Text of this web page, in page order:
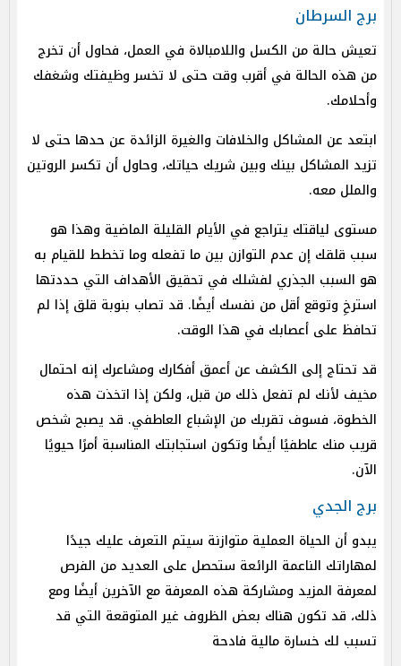
برج السرطان
تعيش حالة من الكسل واللامبالاة في العمل، فحاول أن تخرج
من هذه الحالة في أقرب وقت حتى لا تخسر وظيفتك وشغفك
وأحلامك.
ابتعد عن المشاكل والخلافات والغيرة الزائدة عن حدها حتى لا
تزيد المشاكل بينك وبين شريك حياتك، وحاول أن تكسر الروتين
والملل معه.
مستوى لياقتك يتراجع في الأيام القليلة الماضية وهذا هو
سبب قلقك إن عدم التوازن بين ما تفعله وما تخطط للقيام به
هو السبب الجذري لفشلك في تحقيق الأهداف التي حددتها
استرخِ وتوقع أقل من نفسك أيضًا. قد تصاب بنوبة قلق إذا لم
تحافظ على أعصابك في هذا الوقت.
قد تحتاج إلى الكشف عن أعمق أفكارك ومشاعرك إنه احتمال
مخيف لأنك لم تفعل ذلك من قبل، ولكن إذا اتخذت هذه
الخطوة، فسوف تقربك من الإشباع العاطفي. قد يصبح شخص
قريب منك عاطفيًا أيضًا وتكون استجابتك المناسبة أمرًا حيويًا
الآن.
برج الجدي
يبدو أن الحياة العملية متوازنة سيتم التعرف عليك جيدًا
لمهاراتك الناعمة الرائعة ستحصل على العديد من الفرص
لمعرفة المزيد ومشاركة هذه المعرفة مع الآخرين أيضًا ومع
ذلك، قد تكون هناك بعض الظروف غير المتوقعة التي قد
تسبب لك خسارة مالية فادحة